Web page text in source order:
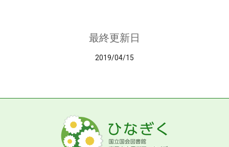
最終更新日
2019/04/15